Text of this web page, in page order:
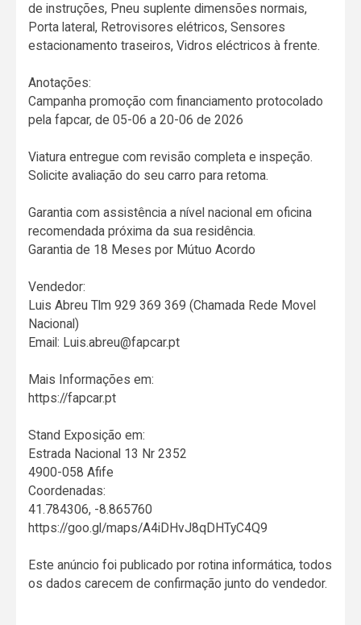
de instruções, Pneu suplente dimensões normais,
Porta lateral, Retrovisores elétricos, Sensores
estacionamento traseiros, Vidros eléctricos à frente.
Anotações:
Campanha promoção com financiamento protocolado
pela fapcar, de 05-06 a 20-06 de 2026
Viatura entregue com revisão completa e inspeção.
Solicite avaliação do seu carro para retoma.
Garantia com assistência a nível nacional em oficina
recomendada próxima da sua residência.
Garantia de 18 Meses por Mútuo Acordo
Vendedor:
Luis Abreu Tlm 929 369 369 (Chamada Rede Movel
Nacional)
Email: Luis.abreu@fapcar.pt
Mais Informações em:
https://fapcar.pt
Stand Exposição em:
Estrada Nacional 13 Nr 2352
4900-058 Afife
Coordenadas:
41.784306, -8.865760
https://goo.gl/maps/A4iDHvJ8qDHTyC4Q9
Este anúncio foi publicado por rotina informática, todos
os dados carecem de confirmação junto do vendedor.